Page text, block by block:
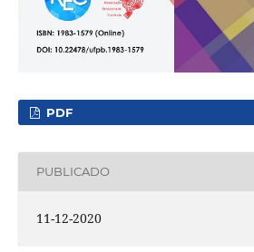
PDF
PUBLICADO
11-12-2020